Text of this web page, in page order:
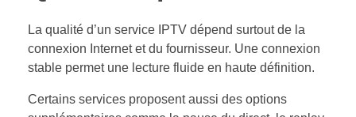
La qualité d’un service IPTV dépend surtout de la
connexion Internet et du fournisseur. Une connexion
stable permet une lecture fluide en haute définition.
Certains services proposent aussi des options